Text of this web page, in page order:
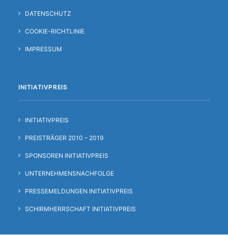
DATENSCHUTZ
COOKIE-RICHTLINIE
IMPRESSUM
INITIATIVPREIS
INITIATIVPREIS
PREISTRÄGER 2010 – 2019
SPONSOREN INITIATIVPREIS
UNTERNEHMENSNACHFOLGE
PRESSEMELDUNGEN INITIATIVPREIS
SCHIRMHERRSCHAFT INITIATIVPREIS